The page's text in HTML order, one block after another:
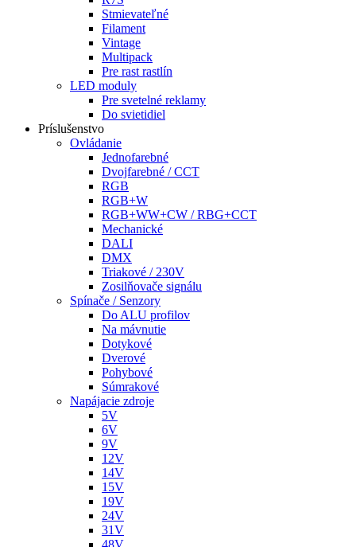
Stmievateľné
Filament
Vintage
Multipack
Pre rast rastlín
LED moduly
Pre svetelné reklamy
Do svietidiel
Príslušenstvo
Ovládanie
Jednofarebné
Dvojfarebné / CCT
RGB
RGB+W
RGB+WW+CW / RBG+CCT
Mechanické
DALI
DMX
Triakové / 230V
Zosilňovače signálu
Spínače / Senzory
Do ALU profilov
Na mávnutie
Dotykové
Dverové
Pohybové
Súmrakové
Napájacie zdroje
5V
6V
9V
12V
14V
15V
19V
24V
31V
48V